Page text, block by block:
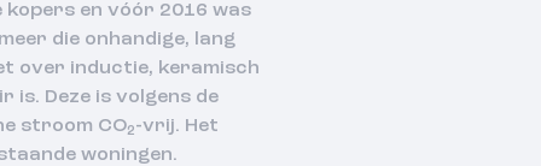
en vóór 2016 was
die onhandige, lang
over inductie, keramisch
is. Deze is volgens de
stroom CO2-vrij. Het
woningen.